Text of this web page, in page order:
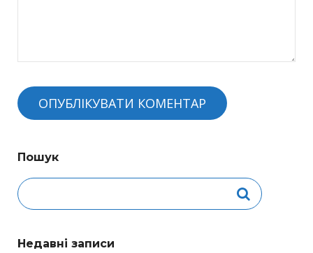
Пошук
Недавні записи